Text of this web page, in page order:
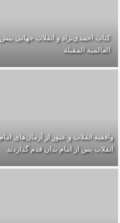
کتاب احمدی‌نژاد و انقلاب جهانی
العالمیة المقبلة
واقفیه‌ انقلاب و عبور از آرمان‌های
انقلاب پس از امام بدان قدم گذاردند